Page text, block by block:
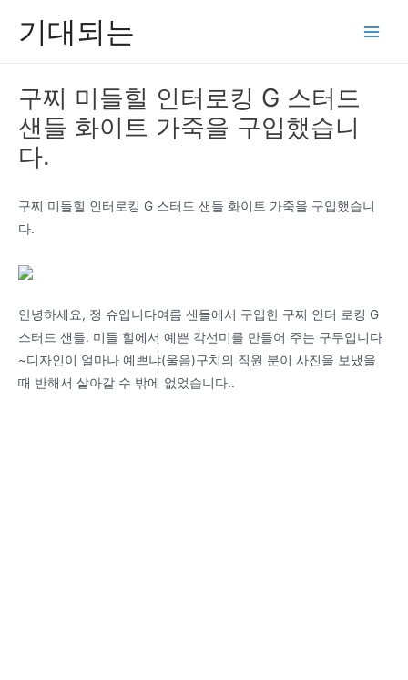
기대되는
구찌 미들힐 인터로킹 G 스터드
샌들 화이트 가죽을 구입했습니
다.
구찌 미들힐 인터로킹 G 스터드 샌들 화이트 가죽을 구입했습니
다.
안녕하세요, 정 슈입니다여름 샌들에서 구입한 구찌 인터 로킹 G
스터드 샌들. 미들 힐에서 예쁜 각선미를 만들어 주는 구두입니다
~디자인이 얼마나 예쁘냐(울음)구치의 직원 분이 사진을 보냈을
때 반해서 살아갈 수 밖에 없었습니다..